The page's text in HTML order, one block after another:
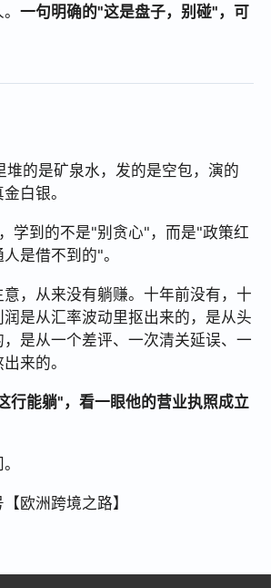
。一句明确的"这是盘子，别碰"，可
堆的是矿泉水，发的是空包，演的
白银。
学到的不是"别贪心"，而是"政策红
是借不到的"。
，从来没有躺赚。十年前没有，十
是从汇率波动里抠出来的，是从头
是从一个差评、一次清关延误、一
来的。
行能躺"，看一眼他的营业执照成立
欧洲跨境之路】